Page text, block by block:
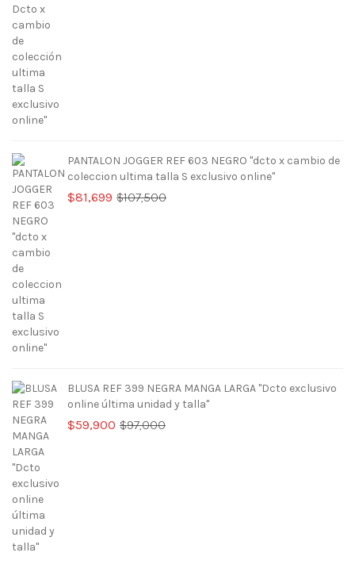
PANTALON JOGGER REF 603 NEGRO "dcto x cambio de
coleccion ultima talla S exclusivo online"
$107,500El
$81,699
El
BLUSA REF 399 NEGRA MANGA LARGA "Dcto exclusivo
online última unidad y talla"
$97,000El
$59,900
El